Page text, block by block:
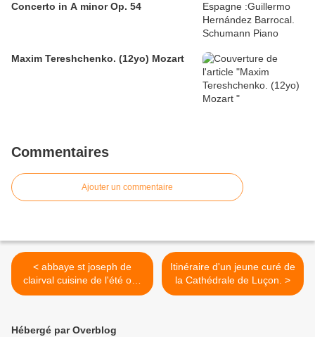
Concerto in A minor Op. 54
Maxim Tereshchenko. (12yo) Mozart
Commentaires
Ajouter un commentaire
< abbaye st joseph de
clairval cuisine de l'été osb
+
Itinéraire d'un jeune curé de
la Cathédrale de Luçon. >
Hébergé par Overblog